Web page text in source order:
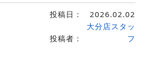
投稿日： 2026.02.02
投稿者：
大分店スタッ
フ